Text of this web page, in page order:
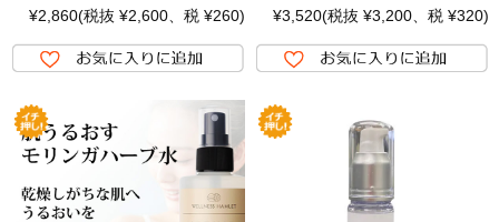
¥2,860(税抜 ¥2,600、税 ¥260)
¥3,520(税抜 ¥3,200、税 ¥320)